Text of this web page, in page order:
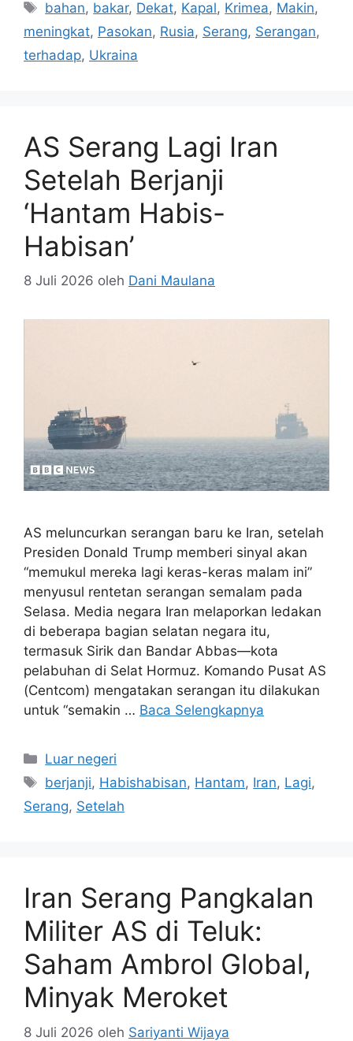
Tag
bahan, bakar, Dekat, Kapal, Krimea, Makin,
meningkat, Pasokan, Rusia, Serang, Serangan,
terhadap, Ukraina
AS Serang Lagi Iran
Setelah Berjanji
‘Hantam Habis-
Habisan’
8 Juli 2026 oleh Dani Maulana
AS meluncurkan serangan baru ke Iran, setelah
Presiden Donald Trump memberi sinyal akan
“memukul mereka lagi keras-keras malam ini”
menyusul rentetan serangan semalam pada
Selasa. Media negara Iran melaporkan ledakan
di beberapa bagian selatan negara itu,
termasuk Sirik dan Bandar Abbas—kota
pelabuhan di Selat Hormuz. Komando Pusat AS
(Centcom) mengatakan serangan itu dilakukan
untuk “semakin … Baca Selengkapnya
Kategori
Luar negeri
Tag
berjanji, Habishabisan, Hantam, Iran, Lagi,
Serang, Setelah
Iran Serang Pangkalan
Militer AS di Teluk:
Saham Ambrol Global,
Minyak Meroket
8 Juli 2026 oleh Sariyanti Wijaya